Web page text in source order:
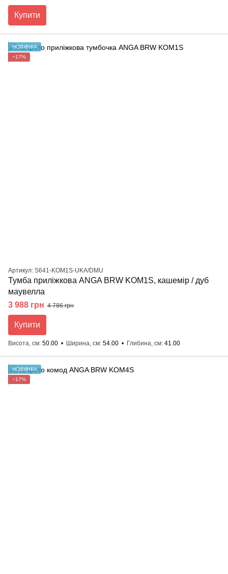
Купити
НОВИНКА
−17%
Артикул: S641-KOM1S-UKA/DMU
Тумба приліжкова ANGA BRW KOM1S, кашемір / дуб
маувелла
3 988 грн 4 786 грн
Купити
Висота, см 50.00 Ширина, см 54.00 Глибина, см 41.00
НОВИНКА
−17%